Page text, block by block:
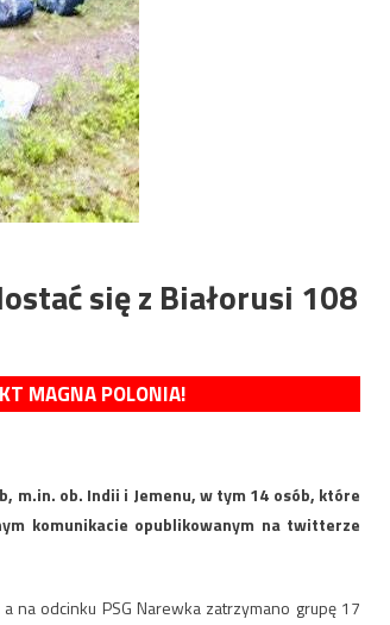
się z Białorusi 108
MAGNA POLONIA!
m.in. ob. Indii i Jemenu, w tym 14 osób, które
komunikacie opublikowanym na twitterze
na odcinku PSG Narewka zatrzymano grupę 17